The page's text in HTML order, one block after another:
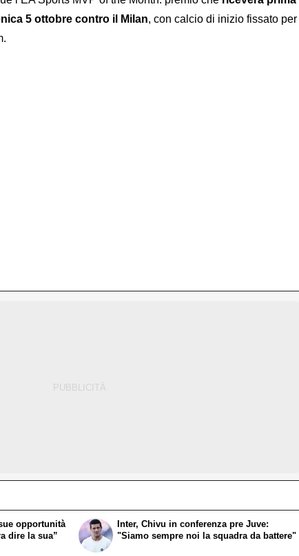
5 ottobre contro il Milan, con calcio di inizio fissato per
opportunità
dire la sua”
Inter, Chivu in conferenza pre Juve:
"Siamo sempre noi la squadra da battere"